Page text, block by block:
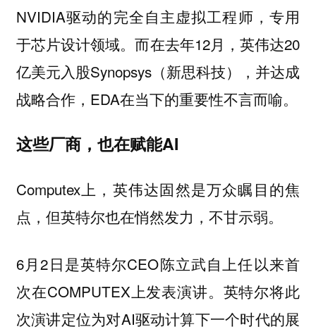
NVIDIA驱动的完全自主虚拟工程师，专用
于芯片设计领域。而在去年12月，英伟达20
亿美元入股Synopsys（新思科技），并达成
战略合作，EDA在当下的重要性不言而喻。
这些厂商，也在赋能AI
Computex上，英伟达固然是万众瞩目的焦
点，但英特尔也在悄然发力，不甘示弱。
6月2日是英特尔CEO陈立武自上任以来首
次在COMPUTEX上发表演讲。英特尔将此
次演讲定位为对AI驱动计算下一个时代的展